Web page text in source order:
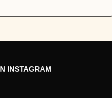
INSTAGRAM